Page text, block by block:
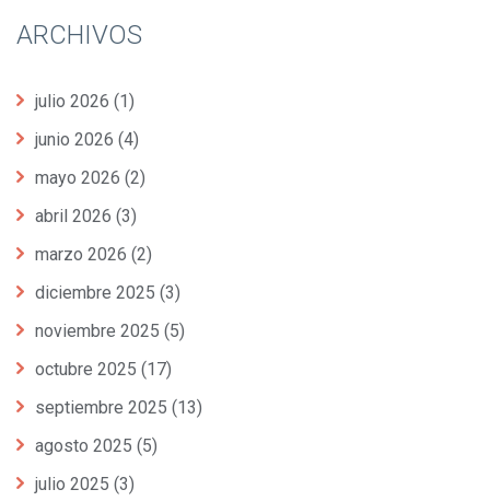
ARCHIVOS
julio 2026 (1)
junio 2026 (4)
mayo 2026 (2)
abril 2026 (3)
marzo 2026 (2)
diciembre 2025 (3)
noviembre 2025 (5)
octubre 2025 (17)
septiembre 2025 (13)
agosto 2025 (5)
julio 2025 (3)